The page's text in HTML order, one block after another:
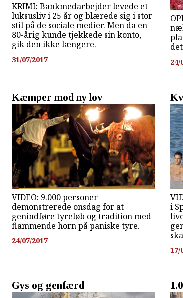
KRIMI: Bankmedarbejder levede et
luksusliv i 25 år og blærede sig i stor
stil på de sociale medier. Men da en
80-årig kunde tjekkede sin konto,
gik den ikke længere.
31/07/2017 24/
Kæmper mod ny lov
VIDEO: 9.000 personer
demonstrerede onsdag for at
genindføre tyreløb og tradition med
flammende horn på paniske tyre.
24/07/2017
i
17/
Gys og genfærd